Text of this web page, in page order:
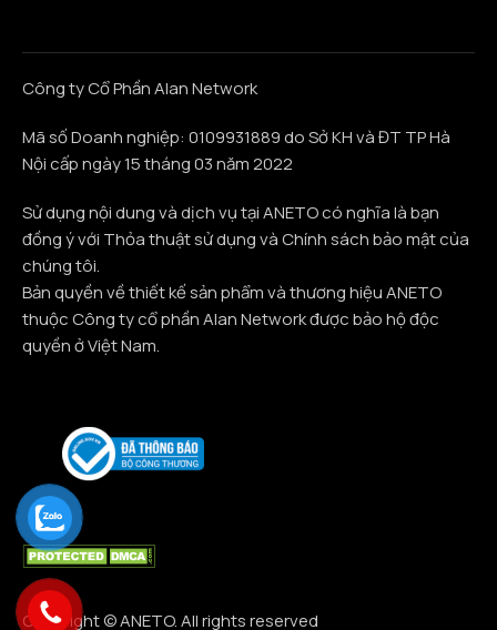
Công ty Cổ Phần Alan Network
Mã số Doanh nghiệp: 0109931889 do Sở KH và ĐT TP Hà
Nội cấp ngày 15 tháng 03 năm 2022
Sử dụng nội dung và dịch vụ tại ANETO có nghĩa là bạn
đồng ý với Thỏa thuật sử dụng và Chính sách bảo mật của
chúng tôi.
Bản quyền về thiết kế sản phẩm và thương hiệu ANETO
thuộc Công ty cổ phần Alan Network được bảo hộ độc
quyền ở Việt Nam.
Copyright © ANETO. All rights reserved